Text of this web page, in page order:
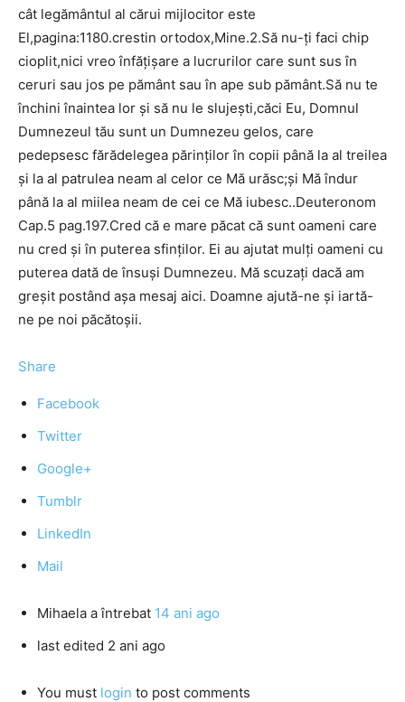
cât legământul al cărui mijlocitor este
El,pagina:1180.crestin ortodox,Mine.2.Să nu-ţi faci chip
cioplit,nici vreo înfăţişare a lucrurilor care sunt sus în
ceruri sau jos pe pământ sau în ape sub pământ.Să nu te
închini înaintea lor şi să nu le slujeşti,căci Eu, Domnul
Dumnezeul tău sunt un Dumnezeu gelos, care
pedepsesc fărădelegea părinţilor în copii până la al treilea
şi la al patrulea neam al celor ce Mă urăsc;şi Mă îndur
până la al miilea neam de cei ce Mă iubesc..Deuteronom
Cap.5 pag.197.Cred că e mare păcat că sunt oameni care
nu cred și în puterea sfinților. Ei au ajutat mulți oameni cu
puterea dată de însuși Dumnezeu. Mă scuzați dacă am
greșit postând așa mesaj aici. Doamne ajută-ne și iartă-
ne pe noi păcătoșii.
Share
Facebook
Twitter
Google+
Tumblr
LinkedIn
Mail
Mihaela a întrebat 14 ani ago
last edited 2 ani ago
You must login to post comments